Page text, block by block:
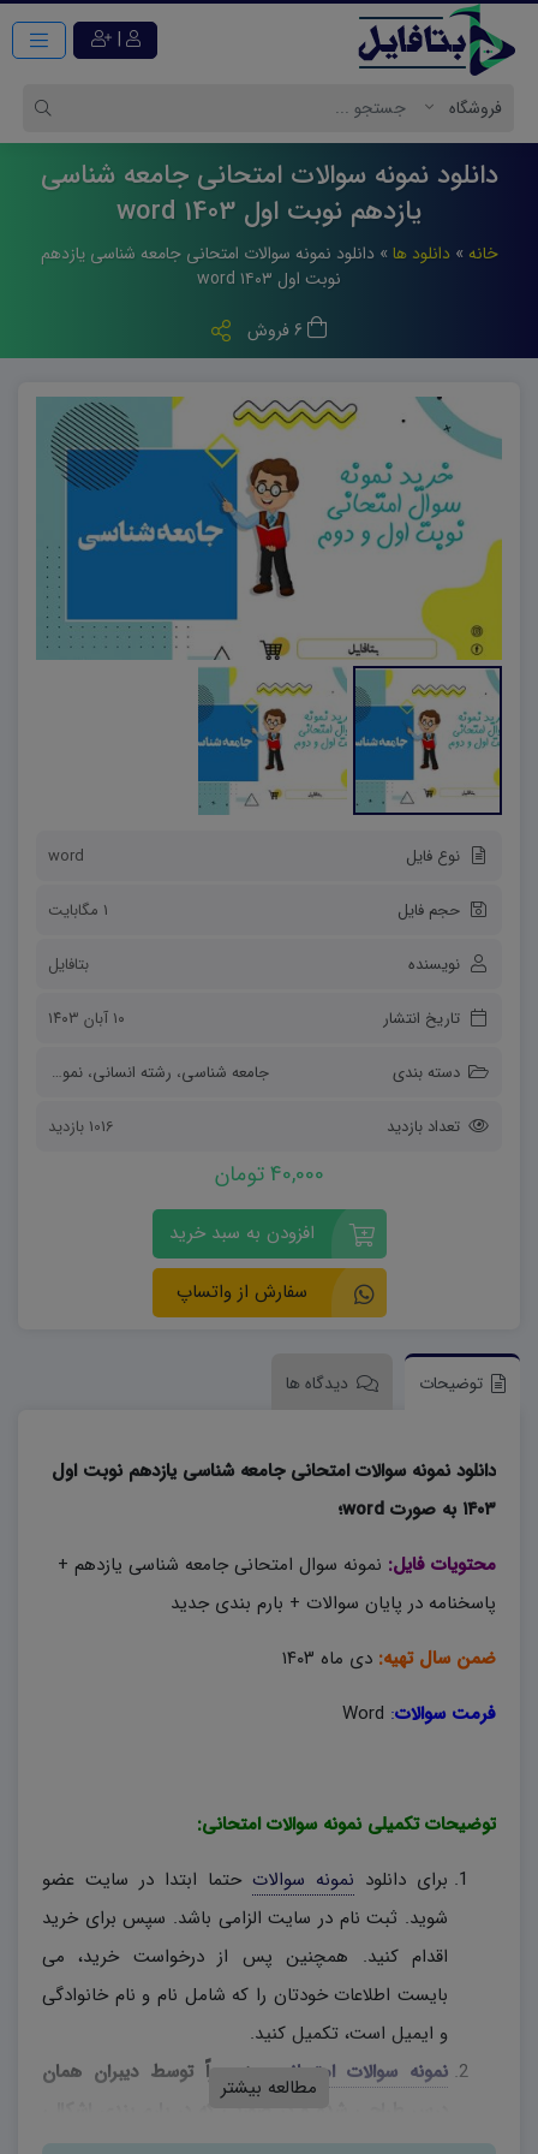
|
دانلود نمونه سوالات امتحانی جامعه شناسی
یازدهم نوبت اول 1403 word
خانه »دانلود ها »دانلود نمونه سوالات امتحانی جامعه شناسی یازدهم
نوبت اول ۱۴۰۳ word
نوع فایل word
حجم فایل 1 مگابایت
نویسنده بتافایل
تاریخ انتشار ۱۰ آبان ۱۴۰۳
دسته بندی جامعه شناسی، رشته انسانی، نمونه سوالات
تعداد بازدید 1016 بازدید
40,000 تومان
افزودن به سبد خرید
سفارش از واتساپ
توضیحات دیدگاه ها
دانلود نمونه سوالات امتحانی جامعه شناسی یازدهم نوبت اول
۱۴۰۳ به صورت word؛
محتویات فایل: نمونه سوال امتحانی جامعه شناسی یازدهم +
پاسخنامه در پایان سوالات + بارم بندی جدید
ضمن سال تهیه: دی ماه ۱۴۰۳
فرمت سوالات:
توضیحات تکمیلی نمونه سوالات امتحانی:
برای دانلود نمونه سوالات حتما ابتدا در سایت عضو
شوید. ثبت نام در سایت الزامی باشد. سپس برای خرید
اقدام کنید. همچنین پس از درخواست خرید، می
بایست اطلاعات خودتان را که شامل نام و نام خانوادگی
و ایمیل است، تکمیل کنید.
نمونه سوالات امتحانی
، منحصراً توسط دیبران همان
مطالعه بیشتر